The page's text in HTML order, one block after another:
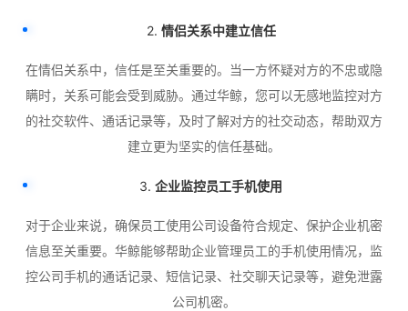
2. 情侣关系中建立信任
在情侣关系中，信任是至关重要的。当一方怀疑对方的不忠或隐
瞒时，关系可能会受到威胁。通过华鲸，您可以无感地监控对方
的社交软件、通话记录等，及时了解对方的社交动态，帮助双方
建立更为坚实的信任基础。
3. 企业监控员工手机使用
对于企业来说，确保员工使用公司设备符合规定、保护企业机密
信息至关重要。华鲸能够帮助企业管理员工的手机使用情况，监
控公司手机的通话记录、短信记录、社交聊天记录等，避免泄露
公司机密。